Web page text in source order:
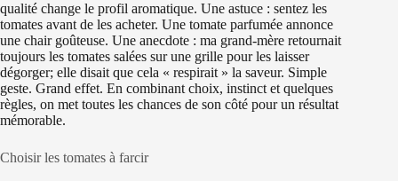
qualité change le profil aromatique. Une astuce : sentez les
tomates avant de les acheter. Une tomate parfumée annonce
une chair goûteuse. Une anecdote : ma grand-mère retournait
toujours les tomates salées sur une grille pour les laisser
dégorger; elle disait que cela « respirait » la saveur. Simple
geste. Grand effet. En combinant choix, instinct et quelques
règles, on met toutes les chances de son côté pour un résultat
mémorable.
Choisir les tomates à farcir